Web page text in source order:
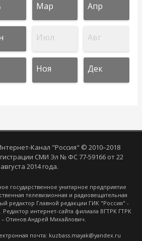
Мар Апр
Июл Авг
Ноя Дек
Канал "Россия" © 2010–2018
СМИ Эл № ФС 77-59166 от 22
августа 2014 года.
государственное унитарное предприятие
телевизионная и радиовещательная
редактор Главной редакции ГИК "Россия" -
интернет-сайта филиала ВГТРК ГТРК
– Отинов Андрей Михайлович.
почта: kuzbass.mayak@yandex.ru